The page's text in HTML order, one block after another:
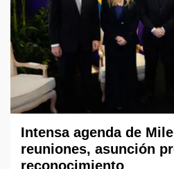
Intensa agenda de
reuniones, asunción
reconocimiento